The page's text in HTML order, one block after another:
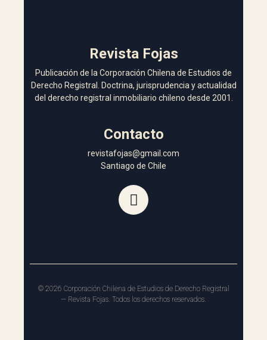
Revista Fojas
Publicación de la Corporación Chilena de Estudios de
Derecho Registral. Doctrina, jurisprudencia y actualidad
del derecho registral inmobiliario chileno desde 2001.
Contacto
revistafojas@gmail.com
Santiago de Chile
© 2026 Corporación Chilena de Estudios de Derecho Registral
— Revista Fojas. Todos los derechos reservados.